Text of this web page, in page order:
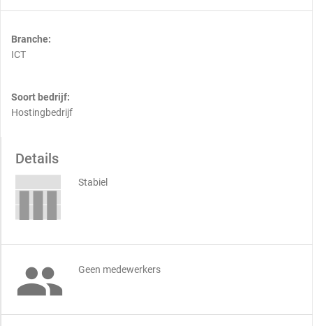
Branche:
ICT
Soort bedrijf:
Hostingbedrijf
Details
Stabiel
 Geen medewerkers